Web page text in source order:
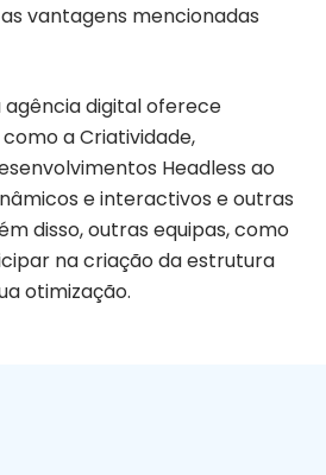
vantagens mencionadas
agência digital oferece
a Criatividade,
Headless ao
e interactivos e outras
disso, outras equipas, como
na criação da estrutura
otimização.